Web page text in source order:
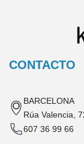
CONTACTO
BARCELONA
Rúa Valencia,
607 36 99 66